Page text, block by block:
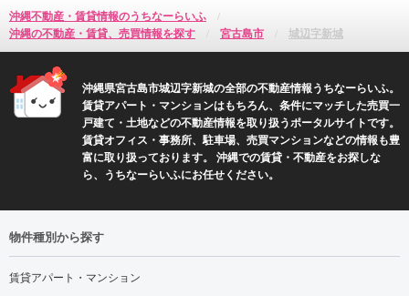
沖縄不動産・賃貸情報のうちなーらいふ
沖縄の不動産・賃貸、売買情報を探す
宮古島市 城辺字新城
沖縄県宮古島市城辺字新城の全部の不動産情報うちなーらいふ。
賃貸アパート・マンションはもちろん、条件にマッチした売買一
戸建て・土地などの不動産情報を取り扱うポータルサイトです。
賃貸オフィス・事務所、駐車場、売買マンションなどの情報も豊
富に取り扱っております。 沖縄での賃貸・不動産をお探しな
ら、うちなーらいふにお任せください。
物件種別から探す
賃貸アパート・マンション